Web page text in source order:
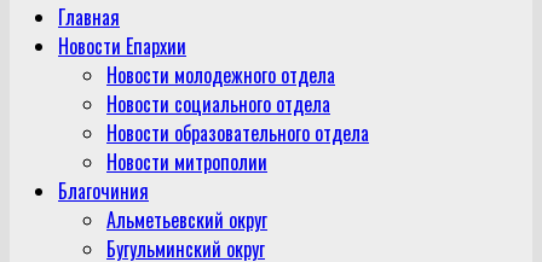
Главная
Новости Епархии
Новости молодежного отдела
Новости социального отдела
Новости образовательного отдела
Новости митрополии
Благочиния
Альметьевский округ
Бугульминский округ